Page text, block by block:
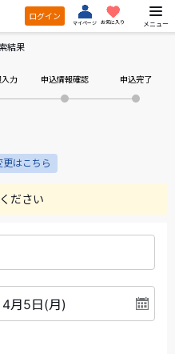
ログイン
マイページ お気に入り メニュー
結果
入力 申込情報確認 申込完了
はこちら
ださい